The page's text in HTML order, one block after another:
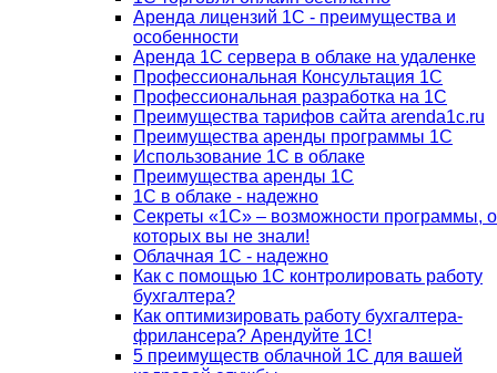
Аренда лицензий 1С - преимущества и
особенности
Аренда 1С сервера в облаке на удаленке
Профессиональная Консультация 1С
Профессиональная разработка на 1С
Преимущества тарифов сайта arenda1c.ru
Преимущества аренды программы 1С
Использование 1С в облаке
Преимущества аренды 1С
1С в облаке - надежно
Секреты «1С» – возможности программы, о
которых вы не знали!
Облачная 1С - надежно
Как с помощью 1С контролировать работу
бухгалтера?
Как оптимизировать работу бухгалтера-
фрилансера? Арендуйте 1С!
5 преимуществ облачной 1С для вашей